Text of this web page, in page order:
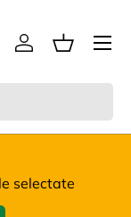
Intra in cont
Cos
Meniu
selectate